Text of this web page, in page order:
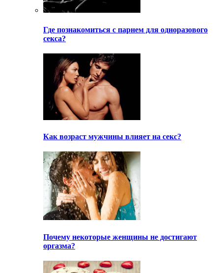
Где познакомиться с парнем для одноразового
секса?
Как возраст мужчины влияет на секс?
Почему некоторые женщины не достигают
оргазма?